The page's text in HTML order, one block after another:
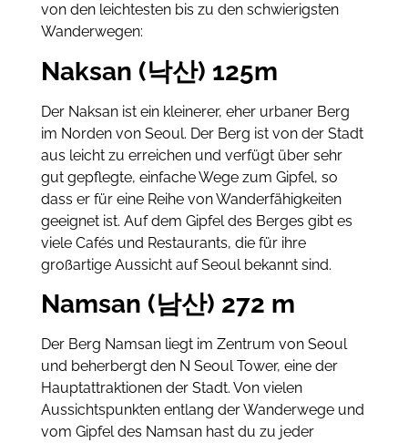
von den leichtesten bis zu den schwierigsten
Wanderwegen:
Naksan (낙산) 125m
Der Naksan ist ein kleinerer, eher urbaner Berg
im Norden von Seoul. Der Berg ist von der Stadt
aus leicht zu erreichen und verfügt über sehr
gut gepflegte, einfache Wege zum Gipfel, so
dass er für eine Reihe von Wanderfähigkeiten
geeignet ist. Auf dem Gipfel des Berges gibt es
viele Cafés und Restaurants, die für ihre
großartige Aussicht auf Seoul bekannt sind.
Namsan (남산) 272 m
Der Berg Namsan liegt im Zentrum von Seoul
und beherbergt den N Seoul Tower, eine der
Hauptattraktionen der Stadt. Von vielen
Aussichtspunkten entlang der Wanderwege und
vom Gipfel des Namsan hast du zu jeder